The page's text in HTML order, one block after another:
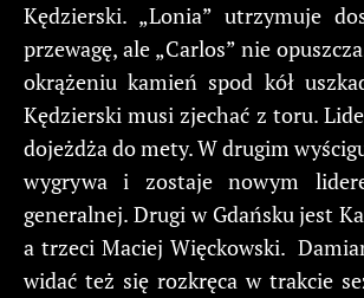
Kędzierski. „Lonia” utrzymuje
przewagę, ale „Carlos” nie
okrążeniu kamień spod kół
Kędzierski musi zjechać z toru.
dojeżdża do mety. W drugim
wygrywa i zostaje nowym
generalnej. Drugi w Gdańsku jest
a trzeci Maciej Więckowski.
widać też się rozkręca w trakcie